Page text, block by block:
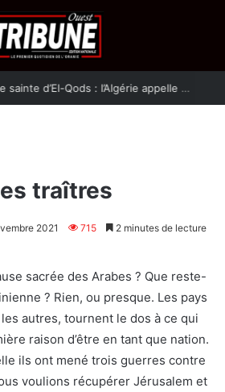
Protection de la ville sainte d’El-Qods : l’Algérie appelle à une action collective
traîtres
2021 715 2 minutes de lecture
sacrée des Arabes ? Que reste-
? Rien, ou presque. Les pays
autres, tournent le dos à ce qui
raison d’être en tant que nation.
ils ont mené trois guerres contre
voulions récupérer Jérusalem et